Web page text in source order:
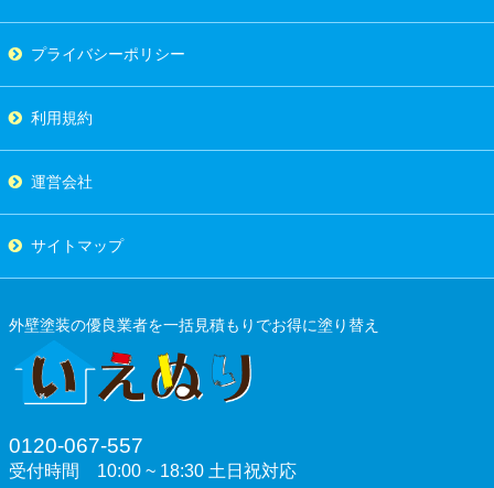
プライバシーポリシー
利用規約
運営会社
サイトマップ
外壁塗装の優良業者を一括見積もりでお得に塗り替え
0120-067-557
受付時間 10:00 ~ 18:30 土日祝対応